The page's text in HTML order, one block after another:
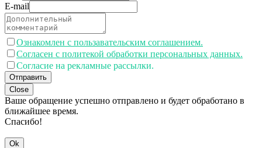
E-mail
Ознакомлен с пользавательским соглашением.
Согласен с политекой обработки персональных данных.
Согласие на рекламные рассылки.
Отправить
Close
Ваше обращение успешно отправлено и будет обработано в
ближайшее время.
Спасибо!
Ok